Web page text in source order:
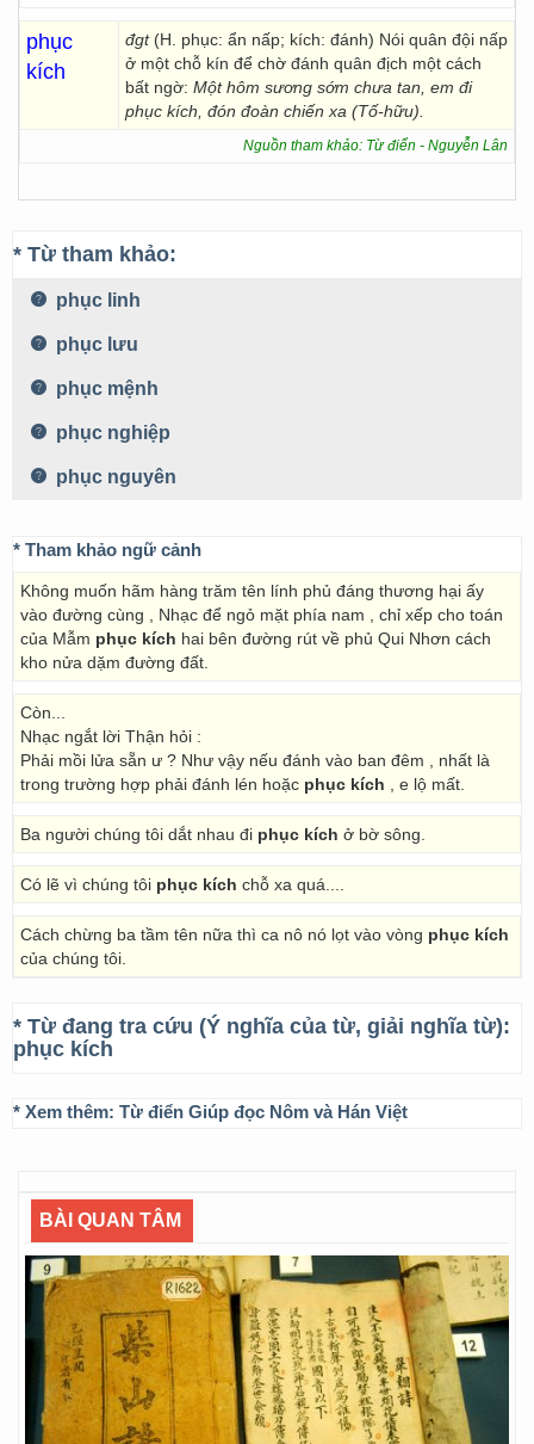
phục
kích
đgt (H. phục: ẩn nấp; kích: đánh) Nói quân đội nấp
ở một chỗ kín để chờ đánh quân địch một cách
bất ngờ: Một hôm sương sớm chưa tan, em đi
phục kích, đón đoàn chiến xa (Tố-hữu).
Nguồn tham khảo: Từ điển - Nguyễn Lân
* Từ tham khảo:
phục linh
phục lưu
phục mệnh
phục nghiệp
phục nguyên
* Tham khảo ngữ cảnh
Không muốn hãm hàng trăm tên lính phủ đáng thương hại ấy
vào đường cùng , Nhạc để ngỏ mặt phía nam , chỉ xếp cho toán
của Mẫm phục kích hai bên đường rút về phủ Qui Nhơn cách
kho nửa dặm đường đất.
Còn...
Nhạc ngắt lời Thận hỏi :
Phải mồi lửa sẵn ư ? Như vậy nếu đánh vào ban đêm , nhất là
trong trường hợp phải đánh lén hoặc phục kích , e lộ mất.
Ba người chúng tôi dắt nhau đi phục kích ở bờ sông.
Có lẽ vì chúng tôi phục kích chỗ xa quá....
Cách chừng ba tầm tên nữa thì ca nô nó lọt vào vòng phục kích
của chúng tôi.
* Từ đang tra cứu (Ý nghĩa của từ, giải nghĩa từ):
phục kích
* Xem thêm: Từ điển Giúp đọc Nôm và Hán Việt
BÀI QUAN TÂM